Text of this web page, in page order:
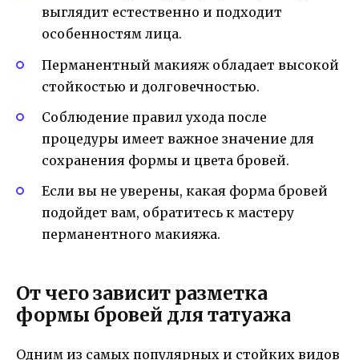
выглядит естественно и подходит
особенностям лица.
Перманентный макияж обладает высокой
стойкостью и долговечностью.
Соблюдение правил ухода после
процедуры имеет важное значение для
сохранения формы и цвета бровей.
Если вы не уверены, какая форма бровей
подойдет вам, обратитесь к мастеру
перманентного макияжа.
От чего зависит разметка
формы бровей для татуажа
Одним из самых популярных и стойких видов